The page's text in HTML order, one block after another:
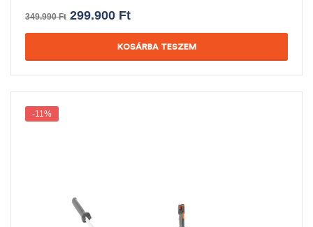
349.990Ft 299.900 Ft
KOSÁRBA TESZEM
-11%